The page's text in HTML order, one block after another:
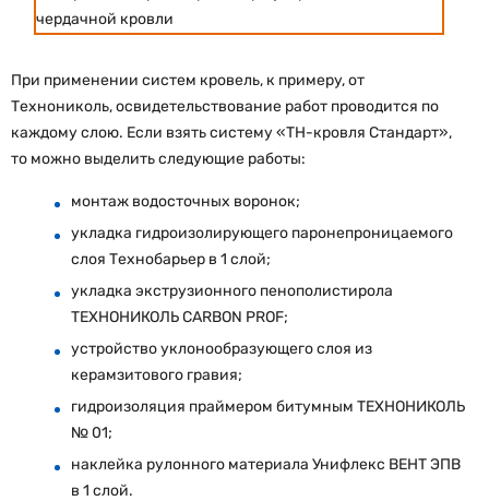
При применении систем кровель, к примеру, от
Технониколь, освидетельствование работ проводится по
каждому слою. Если взять систему «ТН-кровля Стандарт»,
то можно выделить следующие работы:
монтаж водосточных воронок;
укладка гидроизолирующего паронепроницаемого
слоя Технобарьер в 1 слой;
укладка экструзионного пенополистирола
ТЕХНОНИКОЛЬ CARBON PROF;
устройство уклонообразующего слоя из
керамзитового гравия;
гидроизоляция праймером битумным ТЕХНОНИКОЛЬ
№ 01;
наклейка рулонного материала Унифлекс ВЕНТ ЭПВ
в 1 слой.